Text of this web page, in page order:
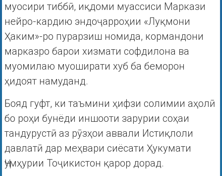
муосири тиббӣ, иқдоми муассиси Маркази
нейро-кардию эндоҷарроҳии «Луқмони
Ҳаким»-ро пурарзиш номида, кормандони
марказро барои хизмати софдилона ва
муомилаю муоширати хуб ба беморон
ҳидоят намуданд.
Бояд гуфт, ки таъмини ҳифзи солимии аҳолӣ
бо роҳи бунёди иншооти зарурии соҳаи
тандурустӣ аз рӯзҳои аввали Истиқлоли
давлатӣ дар меҳвари сиёсати Ҳукумати
Ҷумҳурии Тоҷикистон қарор дорад.